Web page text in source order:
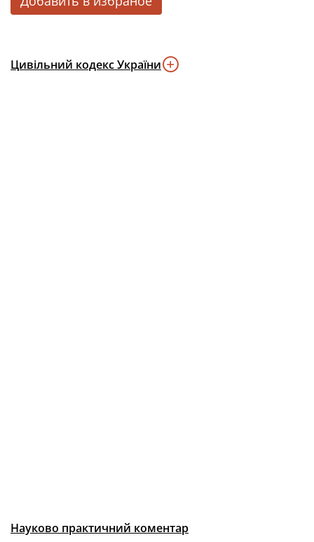
Цивільний кодекс України
Науково практичний коментар